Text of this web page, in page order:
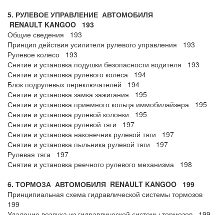
5. РУЛЕВОЕ УПРАВЛЕНИЕ АВТОМОБИЛЯ
RENAULT KANGOO 193
Общие сведения 193
Принцип действия усилителя рулевого управления 193
Рулевое колесо 193
Снятие и установка подушки безопасности водителя 193
Снятие и установка рулевого колеса 194
Блок подрулевых переключателей 194
Снятие и установка замка зажигания 195
Снятие и установка приемного кольца иммобилайзера 195
Снятие и установка рулевой колонки 195
Снятие и установка рулевой тяги 197
Снятие и установка наконечник рулевой тяги 197
Снятие и установка пыльника рулевой тяги 197
Рулевая тяга 197
Снятие и установка реечного рулевого механизма 198
6. ТОРМОЗА АВТОМОБИЛЯ RENAULT KANGOO 199
Принципиальная схема гидравлической системы тормозов
199